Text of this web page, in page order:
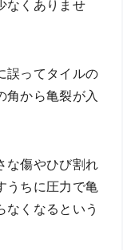
なくありませ
誤ってタイルの
角から亀裂が入
な傷やひび割れ
うちに圧力で亀
なくなるという